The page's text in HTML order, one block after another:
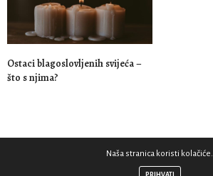
Ostaci blagoslovljenih svijeća –
što s njima?
Naša stranica koristi kolačiće.
PRIHVATI